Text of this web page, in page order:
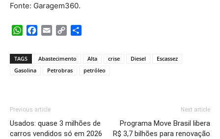
Fonte: Garagem360.
WhatsApp
Facebook
Email Copy
TAGS Abastecimento Alta crise Diesel
Escassez
Gasolina
Petrobras petróleo
Previous article
Usados: quase 3 milhões de
carros vendidos só em 2026
Next article
Programa Move Brasil libera
R$ 3,7 bilhões para renovação